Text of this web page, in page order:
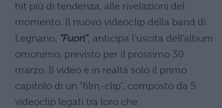
hit più di tendenza, alle rivelazioni del
momento. Il nuovo videoclip della band di
Legnano, “Fuori”, anticipa l’uscita dell’album
omonimo, previsto per il prossimo 30
marzo. Il video è in realtà solo il primo
capitolo di un “film-clip”, composto da 5
videoclip legati tra loro che